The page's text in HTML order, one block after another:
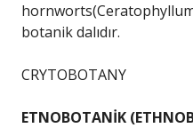
botanik dalıdır.
CRYTOBOTANY
ETNOBOTANİK